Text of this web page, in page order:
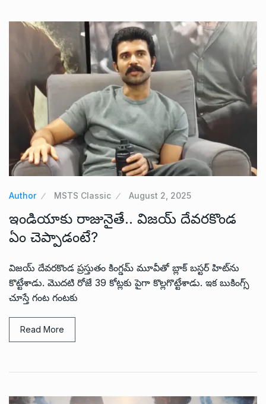
Author MSTS Classic August 2, 2025
ఇండియాకు రాజునైతే.. విజయ్ దేవరకొండ
ఏం చెప్పాడంటే?
విజయ్ దేవరకొండ ప్రస్తుతం కింగ్డమ్ మూవీతో బ్లాక్ బస్టర్ హిట్‌ను
కొట్టేశాడు. మొదటి రోజే 39 కోట్లకు పైగా కొల్లగొట్టేశాడు. ఇక బుకింగ్స్
చూస్తే గంట గంటకు
Read More